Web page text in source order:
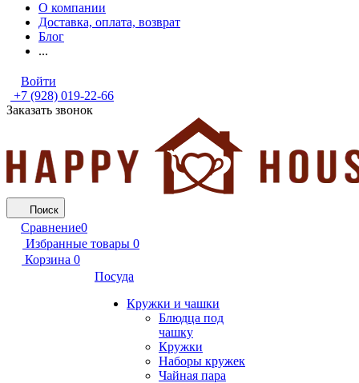
О компании
Доставка, оплата, возврат
Блог
...
Войти
+7 (928) 019-22-66
Заказать звонок
Поиск
Сравнение0
Избранные товары 0
Корзина 0
Посуда
Кружки и чашки
Блюдца под
чашку
Кружки
Наборы кружек
Чайная пара